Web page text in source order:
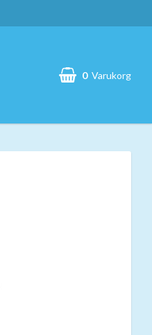
0 Varukorg